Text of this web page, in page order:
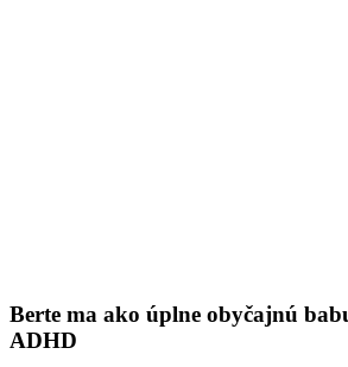
Berte ma ako úplne obyčajnú
ADHD